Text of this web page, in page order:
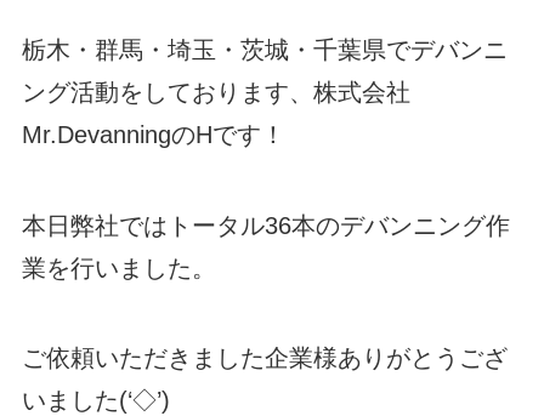
栃木・群馬・埼玉・茨城・千葉県でデバンニ
ング活動をしております、株式会社
Mr.DevanningのHです！
本日弊社ではトータル36本のデバンニング作
業を行いました。
ご依頼いただきました企業様ありがとうござ
いました(‘◇’)ゞ